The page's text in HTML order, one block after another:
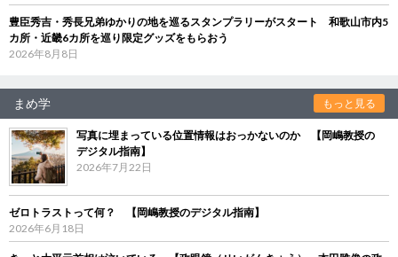
豊臣秀吉・秀長兄弟ゆかりの地を巡るスタンプラリーがスタート 和歌山市内5
カ所・近畿6カ所を巡り限定グッズをもらおう
2026年8月8日
まめ学 もっと見る
写真に埋まっている位置情報はおっかないのか 【岡嶋教授の
デジタル指南】
2026年7月22日
ゼロトラストって何？ 【岡嶋教授のデジタル指南】
2026年6月18日